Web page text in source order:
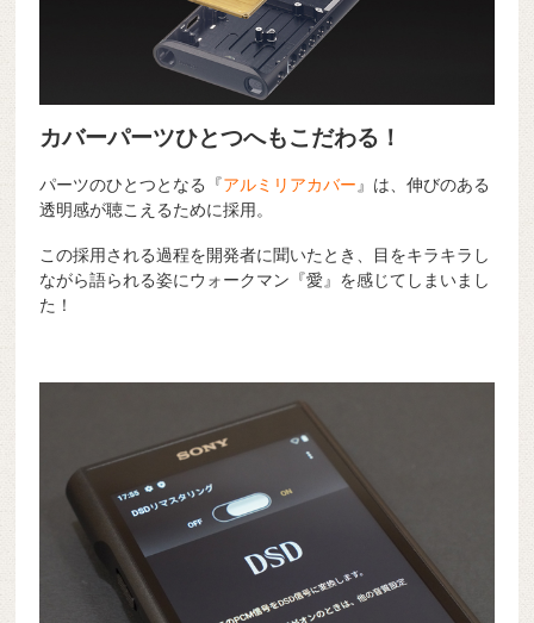
カバーパーツひとつへもこだわる！
パーツのひとつとなる『アルミリアカバー 』は、伸びのある
透明感が聴こえるために採用。
この採用される過程を開発者に聞いたとき、目をキラキラし
ながら語られる姿にウォークマン『愛』を感じてしまいまし
た！